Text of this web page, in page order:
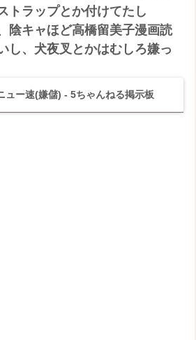
トラップとか付けてたし
陰キャほど高橋留美子漫画読
し、犬夜叉とかはむしろ嫌っ
ュー速(嫌儲) - 5ちゃんねる掲示板